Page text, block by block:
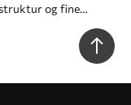
og fine